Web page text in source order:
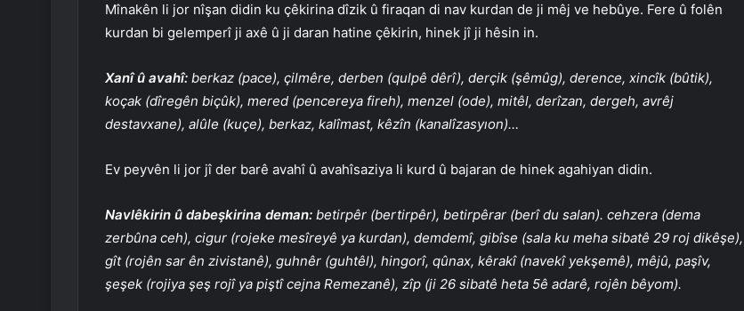
Mînakên li jor nîşan didin ku çêkirina dîzik û firaqan di nav kurdan de ji mêj ve hebûye. Fere û folên
kurdan bi gelemperî ji axê û ji daran hatine çêkirin, hinek jî ji hêsin in.
Xanî û avahî: berkaz (pace), çilmêre, derben (qulpê dêrî), derçik (şêmûg), derence, xincîk (bûtik),
koçak (dîregên biçûk), mered (pencereya fireh), menzel (ode), mitêl, derîzan, dergeh, avrêj
destavxane), alûle (kuçe), berkaz, kalîmast, kêzîn (kanalîzasyıon)…
Ev peyvên li jor jî der barê avahî û avahîsaziya li kurd û bajaran de hinek agahiyan didin.
Navlêkirin û dabeşkirina deman: betirpêr (bertirpêr), betirpêrar (berî du salan). cehzera (dema
zerbûna ceh), cigur (rojeke mesîreyê ya kurdan), demdemî, gibîse (sala ku meha sibatê 29 roj dikêşe),
gît (rojên sar ên zivistanê), guhnêr (guhtêl), hingorî, qûnax, kêrakî (navekî yekşemê), mêjû, paşîv,
şeşek (rojiya şeş rojî ya piştî cejna Remezanê), zîp (ji 26 sibatê heta 5ê adarê, rojên bêyom).